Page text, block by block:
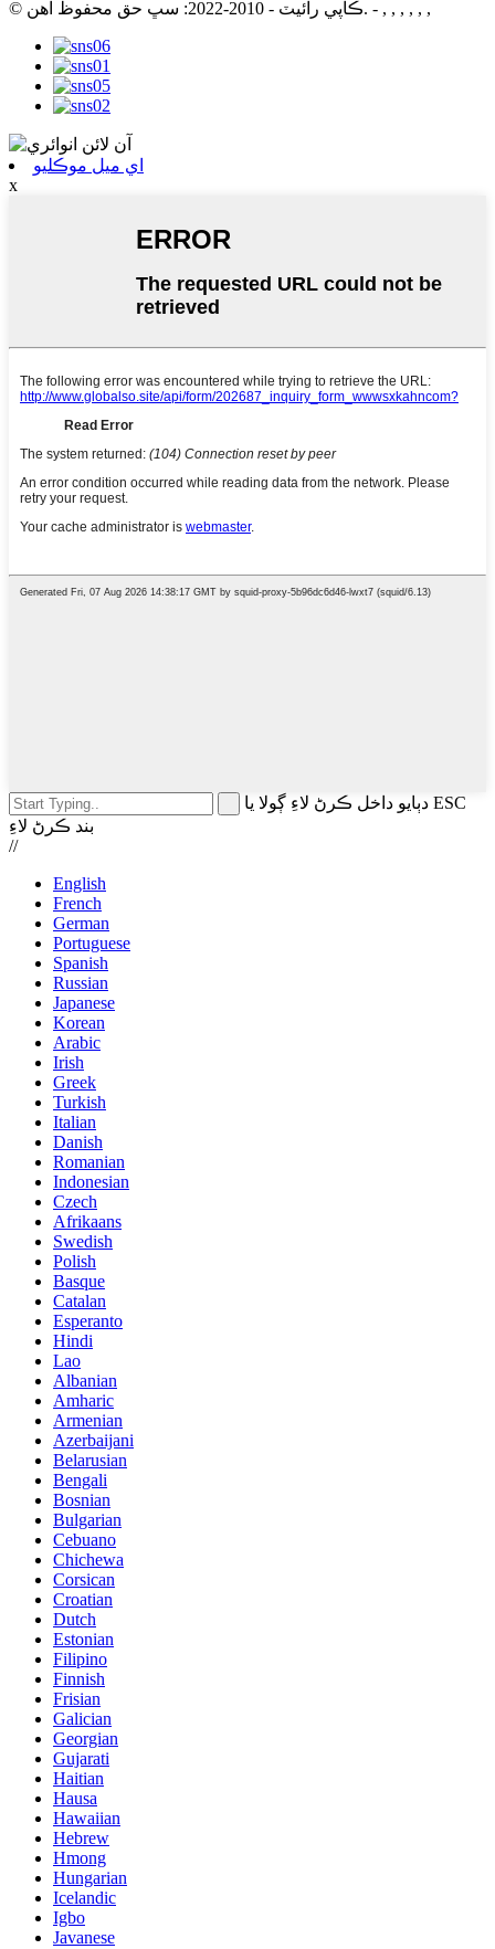
© ڪاپي رائيٽ - 2010-2022: سڀ حق محفوظ آهن. - , , , , , ,
اي ميل موڪليو
x
دٻايو داخل ڪرڻ لاءِ ڳولا يا ESC
بند ڪرڻ لاءِ
//
English
French
German
Portuguese
Spanish
Russian
Japanese
Korean
Arabic
Irish
Greek
Turkish
Italian
Danish
Romanian
Indonesian
Czech
Afrikaans
Swedish
Polish
Basque
Catalan
Esperanto
Hindi
Lao
Albanian
Amharic
Armenian
Azerbaijani
Belarusian
Bengali
Bosnian
Bulgarian
Cebuano
Chichewa
Corsican
Croatian
Dutch
Estonian
Filipino
Finnish
Frisian
Galician
Georgian
Gujarati
Haitian
Hausa
Hawaiian
Hebrew
Hmong
Hungarian
Icelandic
Igbo
Javanese